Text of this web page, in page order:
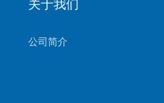
关于我们
公司简介